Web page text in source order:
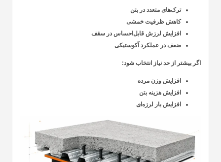
ترک‌های متعدد در بتن
کاهش ظرفیت خمشی
افزایش لرزش قابل‌احساس در سقف
ضعف در عملکرد آکوستیکی
اگر بیشتر از حد نیاز انتخاب شود:
افزایش وزن مرده
افزایش هزینه بتن
افزایش بار لرزه‌ای